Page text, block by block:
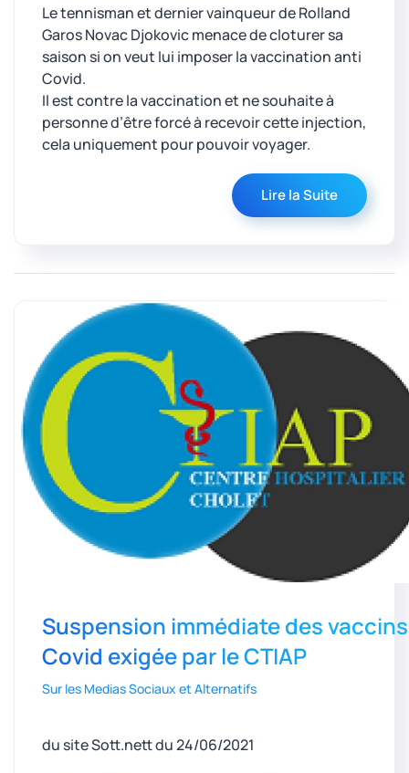
Le tennisman et dernier vainqueur de Rolland
Garos Novac Djokovic menace de cloturer sa
saison si on veut lui imposer la vaccination anti
Covid.
Il est contre la vaccination et ne souhaite à
personne d’être forcé à recevoir cette injection,
cela uniquement pour pouvoir voyager.
Lire la Suite
Suspension immédiate des vaccins
Covid exigée par le CTIAP
Sur les Medias Sociaux et Alternatifs
du site Sott.nett du 24/06/2021